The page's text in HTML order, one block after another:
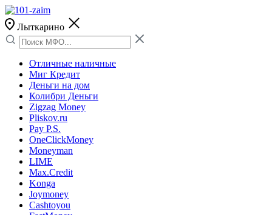
Лыткарино
Отличные наличные
Миг Кредит
Деньги на дом
Колибри Деньги
Zigzag Money
Pliskov.ru
Pay P.S.
OneClickMoney
Moneyman
LIME
Max.Credit
Konga
Joymoney
Cashtoyou